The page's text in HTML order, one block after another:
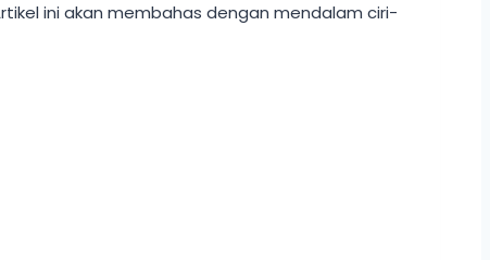
ini akan membahas dengan mendalam ciri-